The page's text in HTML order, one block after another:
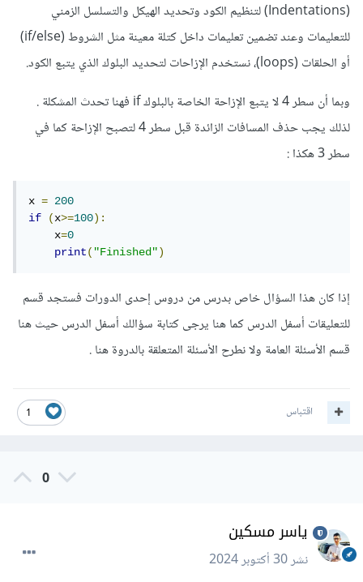
(Indentations) لتنظيم الكود وتحديد الهيكل والتسلسل الزمني
للتعليمات وعند تضمين تعليمات داخل كتلة معينة مثل الشروط (if/else)
أو الحلقات (loops)، نستخدم الإزاحات لتحديد البلوك الذي يتبع الكود.
وبما أن سطر 4 لا يتبع الإزاحة الخاصة بالبلوك if فهنا تحدث المشكلة .
لذلك يجب حذف المسافات الزائدة قبل سطر 4 لتصبح الإزاحة كما في
سطر 3 هكذا
x =
200
if
(x>=100):
    x
=0
print("Finished")
إذا كان هذا السؤال خاص بدرس من دروس إحدى الدورات فستجد قسم
للتعليقات أسفل الدرس كما هنا يرجى كتابة سؤالك أسفل الدرس حيث هنا
قسم الأسئلة العامة ولا نطرح الأسئلة المتعلقة بالدروة هنا .
1 اقتباس
0
ياسر مسكين
نشر30 أكتوبر 2024